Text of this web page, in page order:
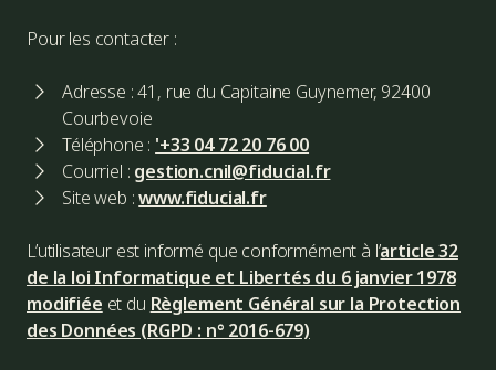
Pour les contacter :
Adresse : 41, rue du Capitaine Guynemer, 92400
Courbevoie
Téléphone : '+33 04 72 20 76 00
Courriel : gestion.cnil@fiducial.fr
Site web :www.fiducial.fr
L’utilisateur est informé que conformément à l’article 32
de la loi Informatique et Libertés du 6 janvier 1978
modifiée et du Règlement Général sur la Protection
des Données (RGPD : n° 2016-679)